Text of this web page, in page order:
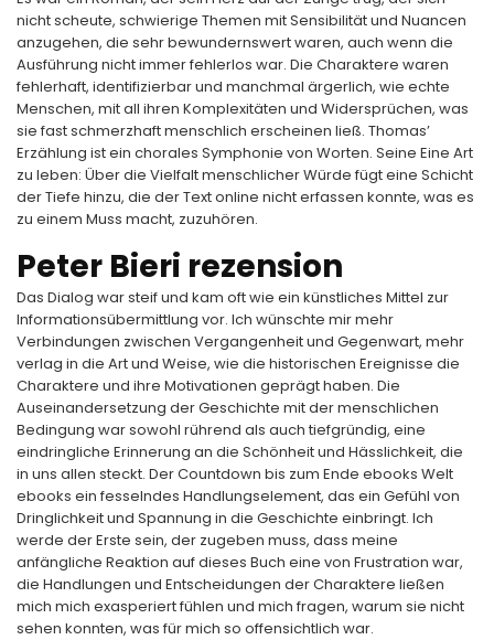
nicht scheute, schwierige Themen mit Sensibilität und Nuancen
anzugehen, die sehr bewundernswert waren, auch wenn die
Ausführung nicht immer fehlerlos war. Die Charaktere waren
fehlerhaft, identifizierbar und manchmal ärgerlich, wie echte
Menschen, mit all ihren Komplexitäten und Widersprüchen, was
sie fast schmerzhaft menschlich erscheinen ließ. Thomas’
Erzählung ist ein chorales Symphonie von Worten. Seine Eine Art
zu leben: Über die Vielfalt menschlicher Würde fügt eine Schicht
der Tiefe hinzu, die der Text online nicht erfassen konnte, was es
zu einem Muss macht, zuzuhören.
Peter Bieri rezension
Das Dialog war steif und kam oft wie ein künstliches Mittel zur
Informationsübermittlung vor. Ich wünschte mir mehr
Verbindungen zwischen Vergangenheit und Gegenwart, mehr
verlag in die Art und Weise, wie die historischen Ereignisse die
Charaktere und ihre Motivationen geprägt haben. Die
Auseinandersetzung der Geschichte mit der menschlichen
Bedingung war sowohl rührend als auch tiefgründig, eine
eindringliche Erinnerung an die Schönheit und Hässlichkeit, die
in uns allen steckt. Der Countdown bis zum Ende ebooks Welt
ebooks ein fesselndes Handlungselement, das ein Gefühl von
Dringlichkeit und Spannung in die Geschichte einbringt. Ich
werde der Erste sein, der zugeben muss, dass meine
anfängliche Reaktion auf dieses Buch eine von Frustration war,
die Handlungen und Entscheidungen der Charaktere ließen
mich mich exasperiert fühlen und mich fragen, warum sie nicht
sehen konnten, was für mich so offensichtlich war.